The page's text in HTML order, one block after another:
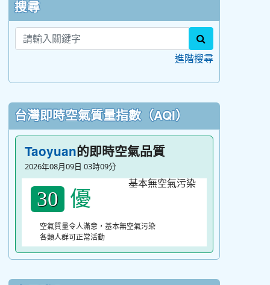
搜尋
進階搜尋
台灣即時空氣質量指數（AQI）
Taoyuan的即時空氣品質
2026年08月09日 03時09分
30 優
空氣質量令人滿意，基本無空氣污染
各類人群可正常活動